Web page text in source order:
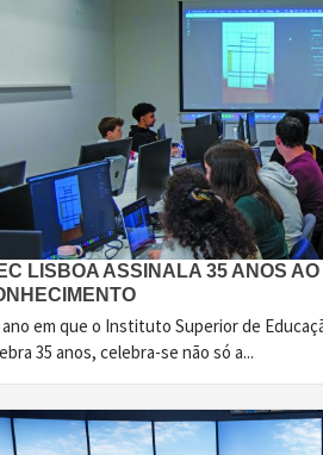
LISBOA ASSINALA 35 ANOS
em que o Instituto Superior de
35 anos, celebra-se não só a...